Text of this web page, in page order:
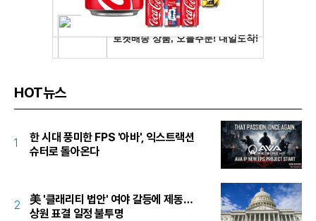
HOT뉴스
1
한 시대 풍미한 FPS '아바', 익스트랙션
슈터로 돌아온다
2
美 '클래리티 법안' 여야 갈등에 제동…
상원 표결 일정 불투명